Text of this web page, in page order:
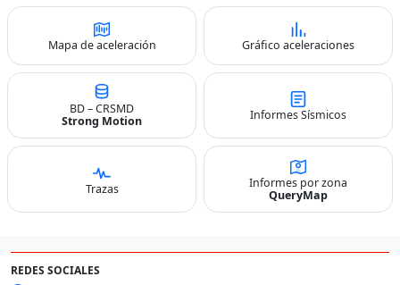
Mapa de aceleración Gráfico aceleraciones
BD – CRSMD
Strong Motion
Informes Sísmicos
Trazas
Informes por zona
QueryMap
REDES SOCIALES